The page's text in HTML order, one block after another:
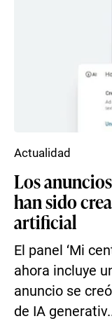
Los
han sido
artificial
El panel ‘Mi
ahora incluye
anuncio se
de IA
Actualidad